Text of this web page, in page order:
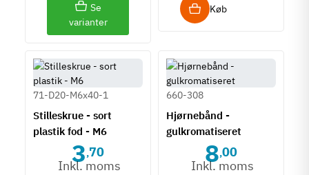
Se
varianter
Køb
Stilleskrue - sort
plastik fod - M6
71-D20-M6x40-1
3,70
Inkl. moms
Hjørnebånd -
gulkromatiseret
660-308
8,00
Inkl. moms